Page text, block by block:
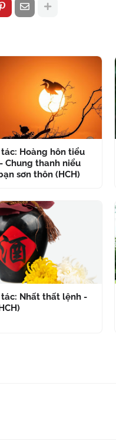
Hoàng hôn tiểu
Chung thanh niểu
sơn thôn (HCH)
tác: Nhất thất lệnh -